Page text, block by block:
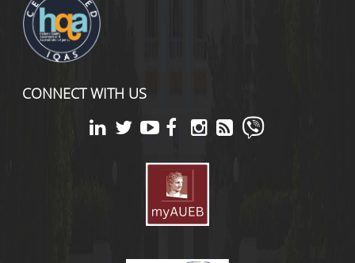
CONNECT WITH US